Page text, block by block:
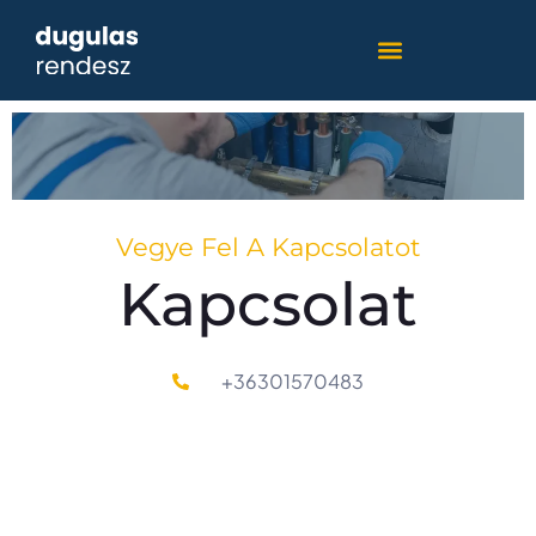
Vegye Fel A Kapcsolatot
Kapcsolat
+36301570483